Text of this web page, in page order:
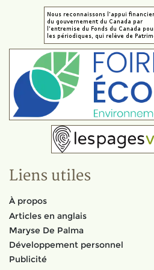
Liens utiles
À propos
Articles en anglais
Maryse De Palma
Développement personnel
Publicité